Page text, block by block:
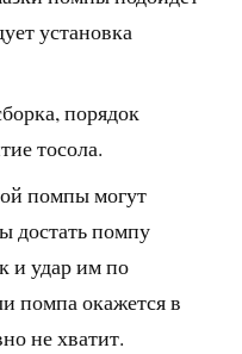
установка
порядок
тосола.
помпы могут
достать помпу
и удар им по
помпа окажется в
не хватит.